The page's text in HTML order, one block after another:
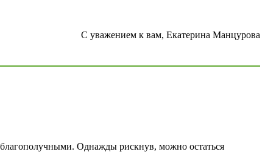
С уважением к вам, Екатерина Манцурова
Однажды рискнув, можно остаться